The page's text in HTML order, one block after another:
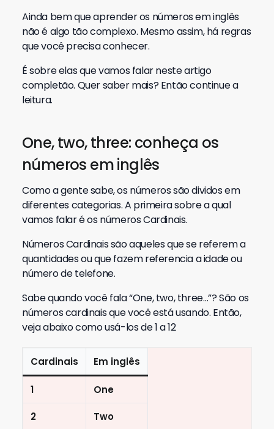
Ainda bem que aprender os números em inglês
não é algo tão complexo. Mesmo assim, há regras
que você precisa conhecer.
É sobre elas que vamos falar neste artigo
completão. Quer saber mais? Então continue a
leitura.
One, two, three: conheça os
números em inglês
Como a gente sabe, os números são dividos em
diferentes categorias. A primeira sobre a qual
vamos falar é os números Cardinais.
Números Cardinais são aqueles que se referem a
quantidades ou que fazem referencia a idade ou
número de telefone.
Sabe quando você fala “One, two, three…”? São os
números cardinais que você está usando. Então,
veja abaixo como usá-los de 1 a 12
Cardinais Em inglês
1 One
2 Two